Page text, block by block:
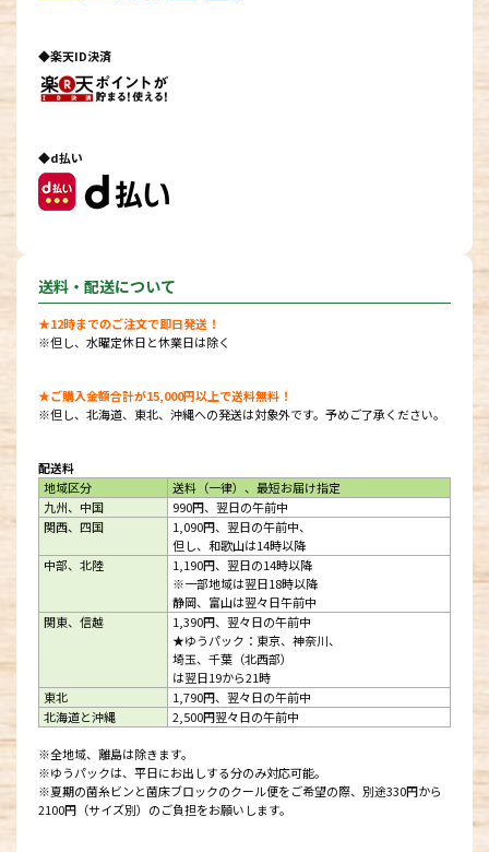
◆楽天ID決済
◆d払い
送料・配送について
★12時までのご注文で即日発送！
※但し、水曜定休日と休業日は除く
★ご購入金額合計が15,000円以上で送料無料！
※但し、北海道、東北、沖縄への発送は対象外です。予めご了承ください。
配送料
地域区分
送料（一律）、最短お届け指定
九州、中国
990円、翌日の午前中
関西、四国
1,090円、翌日の午前中、
但し、和歌山は14時以降
中部、北陸
1,190円、翌日の14時以降
※一部地域は翌日18時以降
静岡、富山は翌々日午前中
関東、信越
1,390円、翌々日の午前中
★ゆうパック：東京、神奈川、
埼玉、千葉（北西部）
は翌日19から21時
東北
1,790円、翌々日の午前中
北海道と沖縄
2,500円翌々日の午前中
※全地域、離島は除きます。
※ゆうパックは、平日にお出しする分のみ対応可能。
※夏期の菌糸ビンと菌床ブロックのクール便をご希望の際、別途330円から
2100円（サイズ別）のご負担をお願いします。